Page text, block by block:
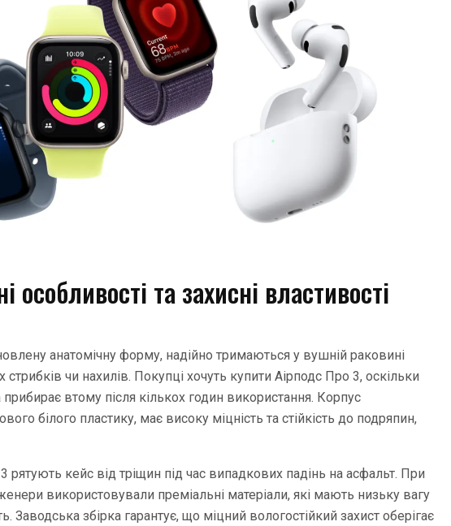
особливості та захисні властивості
анатомічну форму, надійно тримаються у вушній раковині
стрибків чи нахилів. Покупці хочуть купити Аірподс Про 3, оскільки
втому після кількох годин використання. Корпус
білого пластику, має високу міцність та стійкість до подряпин,
рятують кейс від тріщин під час випадкових падінь на асфальт. При
використовували преміальні матеріали, які мають низьку вагу
Заводська збірка гарантує, що міцний вологостійкий захист оберігає